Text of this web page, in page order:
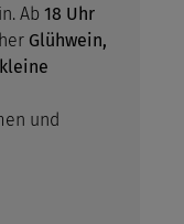
Ab 18 Uhr
Glühwein,
kleine
und